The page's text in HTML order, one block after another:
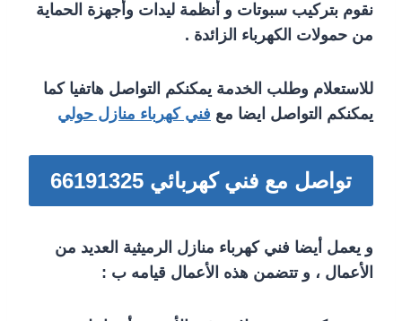
نقوم بتركيب سبوتات و أنظمة ليدات وأجهزة الحماية
من حمولات الكهرباء الزائدة .
للاستعلام وطلب الخدمة يمكنكم التواصل هاتفيا كما
يمكنكم التواصل ايضا مع فني كهرباء منازل حولي
تواصل مع فني كهربائي 66191325
و يعمل أيضا فني كهرباء منازل الرميثية العديد من
الأعمال ، و تتضمن هذه الأعمال قيامه ب :